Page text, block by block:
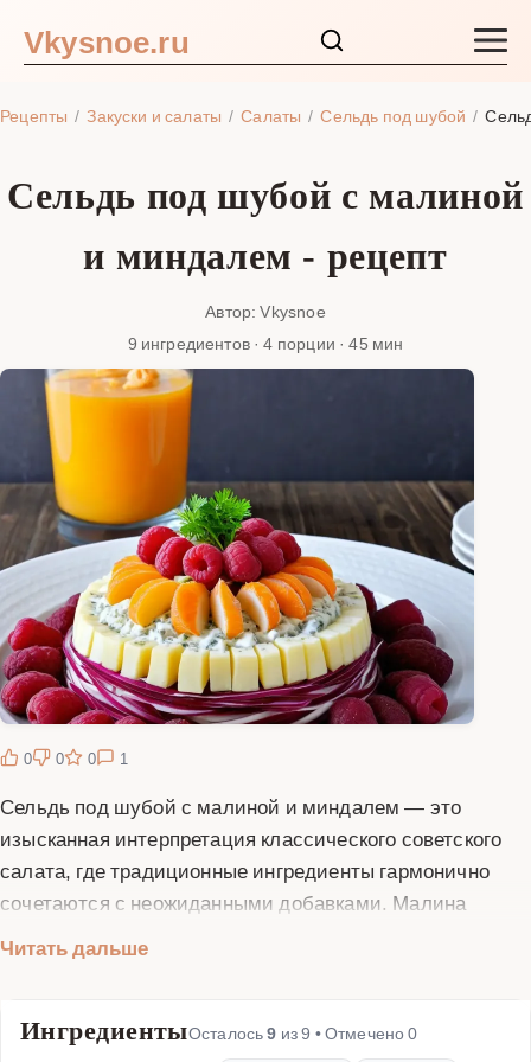
Vkysnoe.ru
Рецепты Закуски и салаты Салаты Сельдь под шубой
Сельдь под шубой с малиной
и миндалем - рецепт
Автор: Vkysnoe
9 ингредиентов · 4 порции · 45 мин
0 0 0 1
Сельдь под шубой с малиной и миндалем — это
изысканная интерпретация классического советского
салата, где традиционные ингредиенты гармонично
сочетаются с неожиданными добавками. Малина
которые прекрасно оттеняют соленость сельди, а
и ореховый аромат. Этот рецепт идеально подходит
Читать дальше
ИнгредиентыОсталось9 из9 • Отмечено0